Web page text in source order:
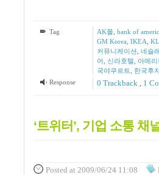
Tag AK몰, bank of
GM Korea IKEA
커뮤니케이션 네슬
어 신라호텔 아메
국야쿠르트
한국후
Response
0 Trackback , 1
‘트위터’, 기업 소통 채
Posted at 2009/06/24 11:08